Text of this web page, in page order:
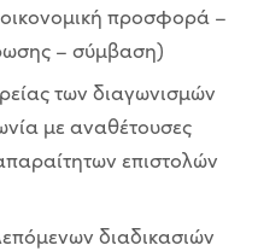
προσφορά –
– σύμβαση)
των διαγωνισμών
με αναθέτουσες
επιστολών
διαδικασιών